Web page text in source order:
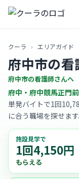
クーラ › エリアガイド
府中市の看
府中市の看護師さんへ
府中・府中競馬正門
単発バイトで1回
に合う職場を探せます
施設見学で
1回4,150円
もらえる